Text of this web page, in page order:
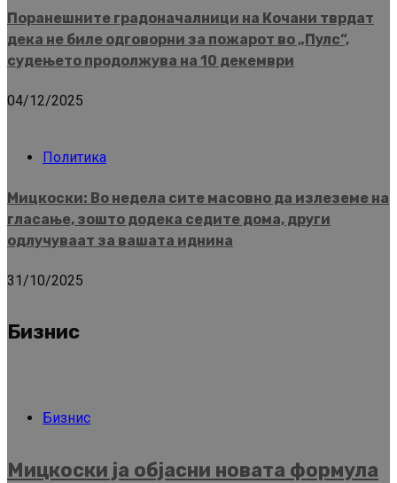
Поранешните градоначалници на Кочани тврдат
дека не биле одговорни за пожарот во „Пулс“,
судењето продолжува на 10 декември
04/12/2025
Политика
Мицкоски: Во недела сите масовно да излеземе на
гласање, зошто додека седите дома, други
одлучуваат за вашата иднина
31/10/2025
Бизнис
Бизнис
Мицкоски ја објасни новата формула